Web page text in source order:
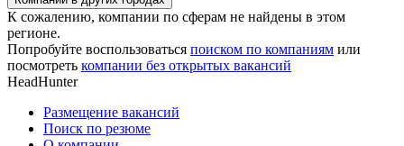
К сожалению, компании по сферам не найдены в этом
регионе.
Попробуйте воспользоваться поиском по компаниям или
посмотреть компании без открытых вакансий
HeadHunter
Размещение вакансий
Поиск по резюме